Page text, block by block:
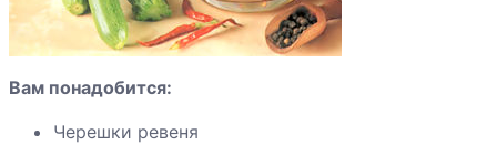
ароматный
Компот из груш
Вам понадобится:
Черешки ревеня